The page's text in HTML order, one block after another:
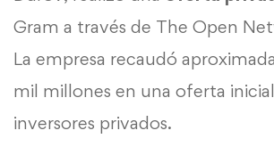
Gram a través de The Open
La empresa recaudó
mil millones en una oferta
inversores privados.